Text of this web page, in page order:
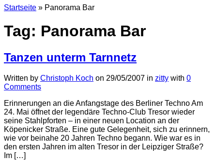
Startseite » Panorama Bar
Tag: Panorama Bar
Tanzen unterm Tarnnetz
Written by Christoph Koch on 29/05/2007 in zitty with 0
Comments
Erinnerungen an die Anfangstage des Berliner Techno Am
24. Mai öffnet der legendäre Techno-Club Tresor wieder
seine Stahlpforten – in einer neuen Location an der
Köpenicker Straße. Eine gute Gelegenheit, sich zu erinnern,
wie vor beinahe 20 Jahren Techno begann. Wie war es in
den ersten Jahren im alten Tresor in der Leipziger Straße?
Im […]